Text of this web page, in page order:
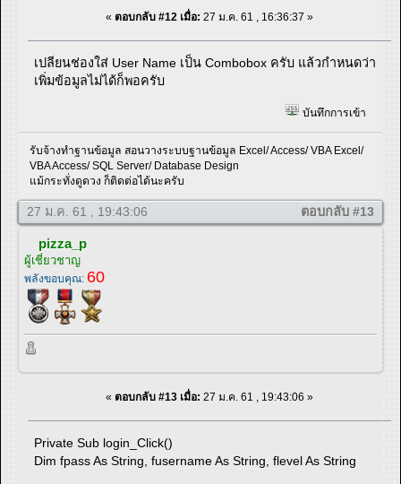
« ตอบกลับ #12 เมื่อ: 27 ม.ค. 61 , 16:36:37 »
เปลียนช่องใส่ User Name เป็น Combobox ครับ แล้วกำหนดว่า
เพิ่มข้อมูลไม่ได้ก็พอครับ
บันทึกการเข้า
รับจ้างทำฐานข้อมูล สอนวางระบบฐานข้อมูล Excel/ Access/ VBA Excel/
VBA Access/ SQL Server/ Database Design
แม้กระทั่งดูดวง ก็ติดต่อได้นะครับ
27 ม.ค. 61 , 19:43:06 ตอบกลับ #13
pizza_p
ผู้เชี่ยวชาญ
พลังขอบคุณ: 60
« ตอบกลับ #13 เมื่อ: 27 ม.ค. 61 , 19:43:06 »
Private Sub login_Click()
Dim fpass As String, fusername As String, flevel As String